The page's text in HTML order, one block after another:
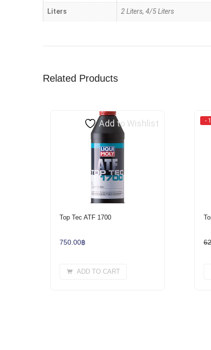
Liters 2 Liters, 4/5 Liters
Related Products
Add to Wishlist
Top Tec ATF 1700
750.00฿
ADD TO CART
-